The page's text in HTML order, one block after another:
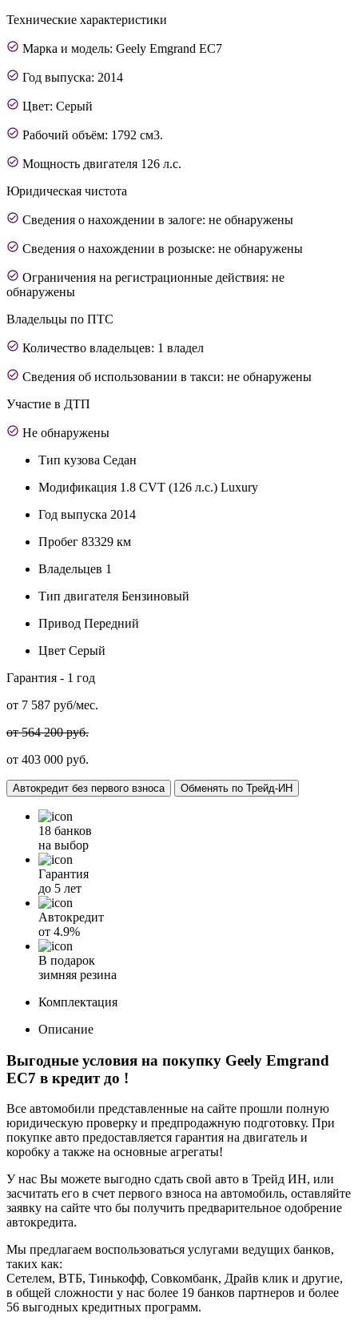
Технические характеристики
Марка и модель: Geely Emgrand EC7
Год выпуска: 2014
Цвет: Серый
Рабочий объём: 1792 см3.
Мощность двигателя 126 л.с.
Юридическая чистота
Сведения о нахождении в залоге: не обнаружены
Сведения о нахождении в розыске: не обнаружены
Ограничения на регистрационные действия: не
обнаружены
Владельцы по ПТС
Количество владельцев: 1 владел
Сведения об использовании в такси: не обнаружены
Участие в ДТП
Не обнаружены
Тип кузова Седан
Модификация 1.8 CVT (126 л.с.) Luxury
Год выпуска 2014
Пробег 83329 км
Владельцев 1
Тип двигателя Бензиновый
Привод Передний
Цвет Серый
Гарантия - 1 год
от 7 587 руб/мес.
от 564 200 руб.
от 403 000 руб.
Автокредит без первого взноса Обменять по Трейд-ИН
18 банков
на выбор
Гарантия
до 5 лет
Автокредит
от 4.9%
В подарок
зимняя резина
Комплектация
Описание
Выгодные условия на покупку Geely Emgrand
EC7 в кредит до !
Все автомобили представленные на сайте прошли полную
юридическую проверку и предпродажную подготовку. При
покупке авто предоставляется гарантия на двигатель и
коробку а также на основные агрегаты!
У нас Вы можете выгодно сдать свой авто в Трейд ИН, или
засчитать его в счет первого взноса на автомобиль, оставляйте
заявку на сайте что бы получить предварительное одобрение
автокредита.
Мы предлагаем воспользоваться услугами ведущих банков,
таких как:
Сетелем, ВТБ, Тинькофф, Совкомбанк, Драйв клик и другие,
в общей сложности у нас более 19 банков партнеров и более
56 выгодных кредитных программ.